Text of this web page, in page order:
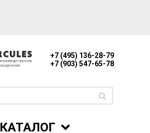
+7 (495) 136-28-79
+7 (903) 547-65-78
КАТАЛОГ